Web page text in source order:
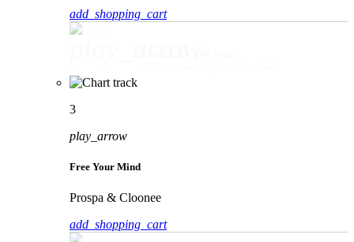
add_shopping_cart
3
play_arrow
Free Your Mind
Prospa & Cloonee
add_shopping_cart